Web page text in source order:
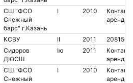
СШ "ФСО
Снежный
барс" г.Казань
I 2010
Контакт.
аренда
КСВУ II 2011
2081508
Сидоров
ДЮСШ
Iю 2011
Контакт.
аренда
СШ "ФСО
Снежный
I 2010
Контакт.
аренда